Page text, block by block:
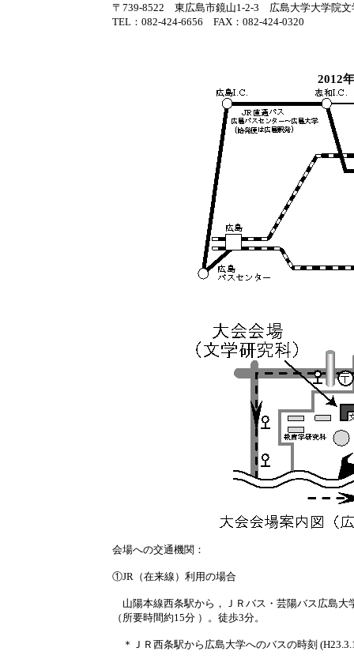
〒739-8522 東広島市鏡山1‐2‐3 広島大学大学院文
TEL：082-424-6656 FAX：082-424-0320
2012
会場への交通機関：
①JR （在来線）利用の場合
山陽本線西条駅から，ＪＲバス・芸陽バス広島大
（所要時間約15分 ）。徒歩3分。
＊ＪＲ西条駅から広島大学へのバスの時刻 (H23.3